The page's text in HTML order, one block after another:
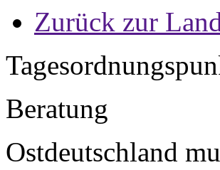
Zurück zur
Beratung
Ostdeutschland